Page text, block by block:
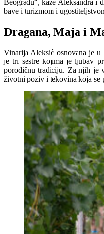
Beogradu“, kaže Aleksandra i
bave i turizmom i
Dragana, Maja i
Vinarija Aleksić osnovana je u
je tri sestre kojima je ljubav
porodičnu tradiciju. Za njih je
životni poziv i tekovina koja se